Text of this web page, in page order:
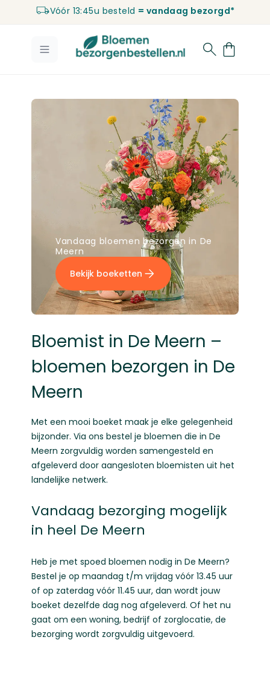
Vóór 13:45u besteld = vandaag bezorgd*
Bloemist in De Meern –
bloemen bezorgen in De
Meern
Met een mooi boeket maak je elke gelegenheid
bijzonder. Via ons bestel je bloemen die in De
Meern zorgvuldig worden samengesteld en
afgeleverd door aangesloten bloemisten uit het
landelijke netwerk.
Vandaag bezorging mogelijk
in heel De Meern
Heb je met spoed bloemen nodig in De Meern?
Bestel je op maandag t/m vrijdag vóór 13.45 uur
of op zaterdag vóór 11.45 uur, dan wordt jouw
boeket dezelfde dag nog afgeleverd. Of het nu
gaat om een woning, bedrijf of zorglocatie, de
bezorging wordt zorgvuldig uitgevoerd.
Vandaag bloemen bezorgen in De
Meern
Bekijk boeketten